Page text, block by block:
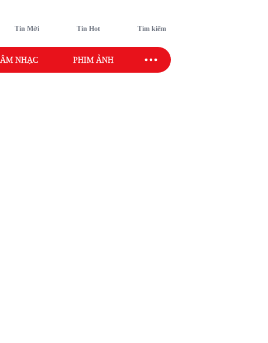
Tin Mới Tin Hot Tìm kiếm
ÂM NHẠC PHIM ẢNH SAO SPORT